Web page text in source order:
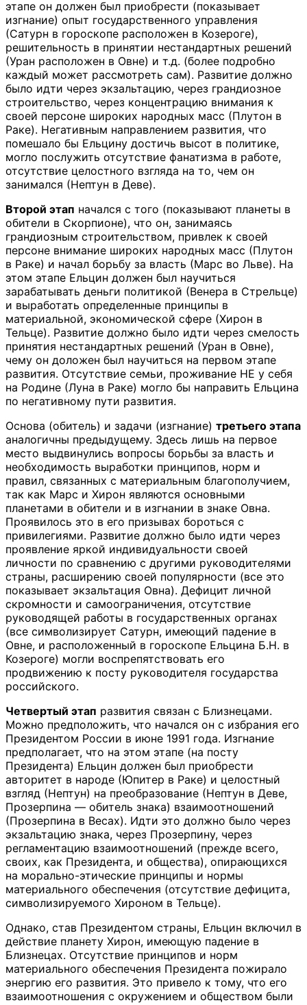
этапе он должен был приобрести (показывает
изгнание) опыт государственного управления
(Сатурн в гороскопе расположен в Козероге),
решительность в принятии нестандартных решений
(Уран расположен в Овне) и т.д. (более подробно
каждый может рассмотреть сам). Развитие должно
было идти через экзальтацию, через грандиозное
строительство, через концентрацию внимания к
своей персоне широких народных масс (Плутон в
Раке). Негативным направлением развития, что
помешало бы Ельцину достичь высот в политике,
могло послужить отсутствие фанатизма в работе,
отсутствие целостного взгляда на то, чем он
занимался (Нептун в Деве).
Второй этап начался с того (показывают планеты в
обители в Скорпионе), что он, занимаясь
грандиозным строительством, привлек к своей
персоне внимание широких народных масс (Плутон
в Раке) и начал борьбу за власть (Марс во Льве). На
этом этапе Ельцин должен был научиться
зарабатывать деньги политикой (Венера в Стрельце)
и выработать определенные принципы в
материальной, экономической сфере (Хирон в
Тельце). Развитие должно было идти через смелость
принятия нестандартных решений (Уран в Овне),
чему он доложен был научиться на первом этапе
развития. Отсутствие семьи, проживание НЕ у себя
на Родине (Луна в Раке) могло бы направить Ельцина
по негативному пути развития.
Основа (обитель) и задачи (изгнание) третьего этапа
аналогичны предыдущему. Здесь лишь на первое
место выдвинулись вопросы борьбы за власть и
необходимость выработки принципов, норм и
правил, связанных с материальным благополучием,
так как Марс и Хирон являются основными
планетами в обители и в изгнании в знаке Овна.
Проявилось это в его призывах бороться с
привилегиями. Развитие должно было идти через
проявление яркой индивидуальности своей
личности по сравнению с другими руководителями
страны, расширению своей популярности (все это
показывает экзальтация Овна). Дефицит личной
скромности и самоограничения, отсутствие
руководящей работы в государственных органах
(все символизирует Сатурн, имеющий падение в
Овне, и расположенный в гороскопе Ельцина Б.Н. в
Козероге) могли воспрепятствовать его
продвижению к посту руководителя государства
российского.
Четвертый этап развития связан с Близнецами.
Можно предположить, что начался он с избрания его
Президентом России в июне 1991 года. Изгнание
предполагает, что на этом этапе (на посту
Президента) Ельцин должен был приобрести
авторитет в народе (Юпитер в Раке) и целостный
взгляд (Нептун) на преобразование (Нептун в Деве,
Прозерпина — обитель знака) взаимоотношений
(Прозерпина в Весах). Идти это должно было через
экзальтацию знака, через Прозерпину, через
регламентацию взаимоотношений (прежде всего,
своих, как Президента, и общества), опирающихся
на морально-этические принципы и нормы
материального обеспечения (отсутствие дефицита,
символизируемого Хироном в Тельце).
Однако, став Президентом страны, Ельцин включил в
действие планету Хирон, имеющую падение в
Близнецах. Отсутствие принципов и норм
материального обеспечения Президента пожирало
энергию его развития. Это привело к тому, что его
взаимоотношения с окружением и обществом были